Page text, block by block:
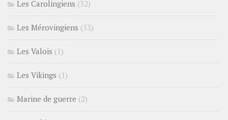
Les Carolingiens (32)
Les Mérovingiens (33)
Les Valois (1)
Les Vikings (1)
Marine de guerre (2)